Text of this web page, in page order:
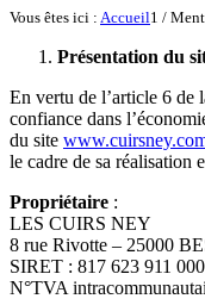
Vous êtes ici : Accueil1 /
Présentation du
En vertu de l’article 6
confiance dans
du site
le cadre de sa réalisation
Propriétaire :
LES CUIRS NEY
8 rue Rivotte – 25000
SIRET : 817 623 911
N°TVA